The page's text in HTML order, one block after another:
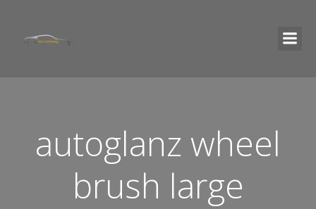
autoglanz wheel
brush large